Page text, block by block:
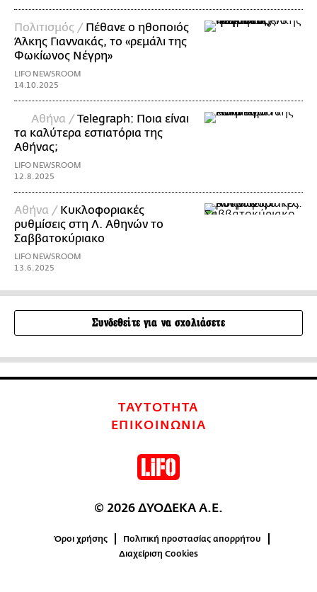
Πολιτισμός / Πέθανε ο ηθοποιός
Άλκης Γιαννακάς, το «ρεμάλι της
Φωκίωνος Νέγρη»
LIFO NEWSROOM
14.10.2025
Αθήνα / Telegraph: Ποια είναι
τα καλύτερα εστιατόρια της
Αθήνας;
LIFO NEWSROOM
12.8.2025
Αθήνα / Κυκλοφοριακές
ρυθμίσεις στη Λ. Αθηνών το
Σαββατοκύριακο
LIFO NEWSROOM
13.6.2025
Συνδεθείτε για να σχολιάσετε
ΤΑΥΤΟΤΗΤΑ
ΕΠΙΚΟΙΝΩΝΙΑ
© 2026 ΔΥΟΔΕΚΑ Α.Ε.
Όροι χρήσης
Πολιτική προστασίας απορρήτου
Διαχείριση Cookies